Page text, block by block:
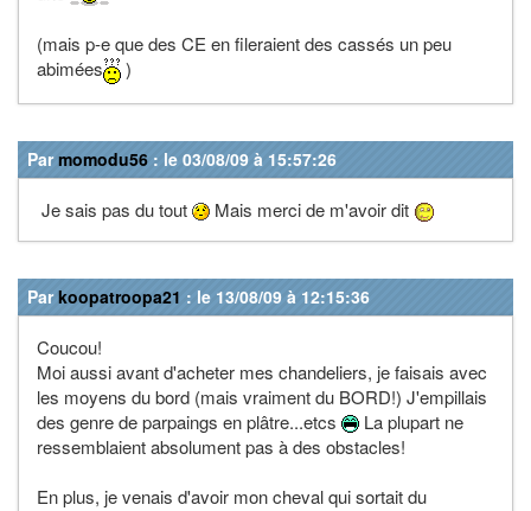
(mais p-e que des CE en fileraient des cassés un peu
abimées
)
Parmomodu56 : le 03/08/09 à 15:57:26
Je sais pas du tout Mais merci de m'avoir dit
Parkoopatroopa21 : le 13/08/09 à 12:15:36
Coucou!
Moi aussi avant d'acheter mes chandeliers, je faisais avec
les moyens du bord (mais vraiment du BORD!) J'empillais
des genre de parpaings en plâtre...etcs
La plupart ne
ressemblaient absolument pas à des obstacles!
En plus, je venais d'avoir mon cheval qui sortait du